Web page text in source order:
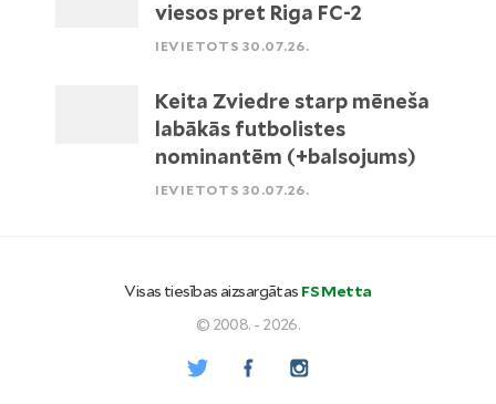
viesos pret Riga FC-2
IEVIETOTS 30.07.26.
Keita Zviedre starp mēneša
labākās futbolistes
nominantēm (+balsojums)
IEVIETOTS 30.07.26.
Visas tiesības aizsargātas FS Metta
© 2008. - 2026.